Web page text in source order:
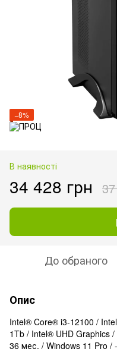
−8%
В наявності
34 428 грн
До обраного
Опис
Intel® Core® i3-12100 /
1Tb / Intel® UHD Graphics
36 мес. / Windows 11 Pro / -